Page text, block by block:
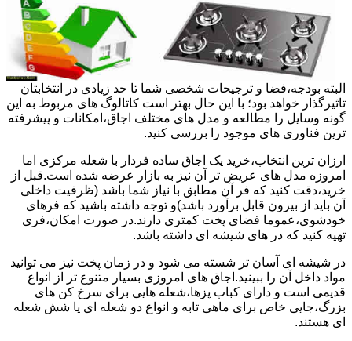
البته بودجه،فضا و ترجیحات شخصی شما تا حد زیادی در انتخابتان
تاثیرگذار خواهد بود؛ با این حال بهتر است کاتالوگ های مربوط به این
گونه وسایل را مطالعه و مدل های مختلف اجاق،امکانات و پیشرفته
ترین فناوری های موجود را بررسی کنید.
ارزان ترین انتخاب،خرید یک اجاق ساده فردار با شعله مرکزی اما
امروزه مدل های عریض تر آن نیز به بازار عرضه شده است.قبل از
خرید،دقت کنید که فر آن مطابق با نیاز شما باشد (ظرفیت داخلی
آن باید از بیرون قابل برآورد باشد)و توجه داشته باشید که فرهای
خودشوی،عموما فضای پخت کمتری دارند.در صورت امکان،فری
تهیه کنید که در های شیشه ای داشته باشد.
در شیشه ای آسان تر شسته می شود و در زمان پخت نیز می توانید
مواد داخل آن را ببینید.اجاق های امروزی بسیار متنوع تر از انواع
قدیمی است و دارای کباب پزها،شعله هایی برای سرخ کن های
بزرگ،جایی خاص برای ماهی تابه و انواع دو شعله ای یا شش شعله
ای هستند.